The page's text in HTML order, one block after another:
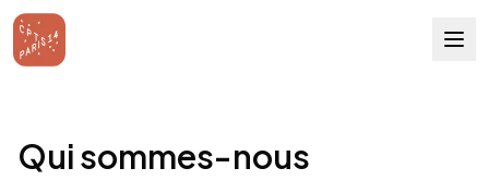
Qui sommes-nous